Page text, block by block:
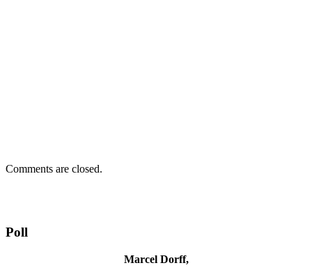
Comments are closed.
Poll
Marcel Dorff,